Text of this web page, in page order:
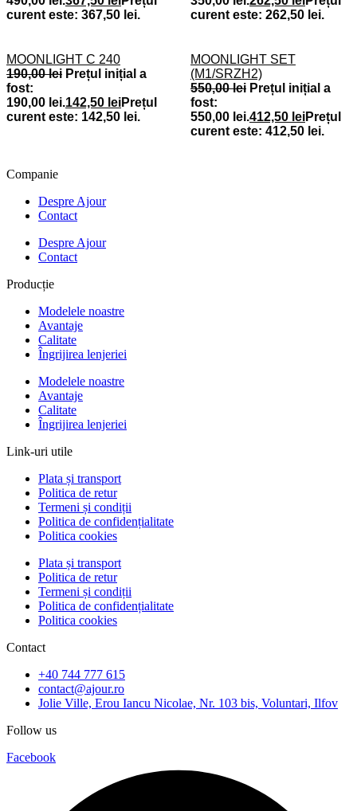
curent este: 367,50 lei.
curent este: 262,50 lei.
MOONLIGHT C 240
190,00lei Prețul inițial a
fost:
190,00 lei.142,50 leiPrețul
curent este: 142,50 lei.
MOONLIGHT SET
(M1/SRZH2)
550,00lei Prețul inițial a
fost:
550,00 lei.412,50 leiPrețul
curent este: 412,50 lei.
Companie
Despre Ajour
Contact
Despre Ajour
Contact
Producție
Modelele noastre
Avantaje
Calitate
Îngrijirea lenjeriei
Modelele noastre
Avantaje
Calitate
Îngrijirea lenjeriei
Link-uri utile
Plata și transport
Politica de retur
Termeni și condiții
Politica de confidențialitate
Politica cookies
Plata și transport
Politica de retur
Termeni și condiții
Politica de confidențialitate
Politica cookies
Contact
+40 744 777 615
contact@ajour.ro
Jolie Ville, Erou Iancu Nicolae, Nr. 103 bis, Voluntari, Ilfov
Follow us
Facebook